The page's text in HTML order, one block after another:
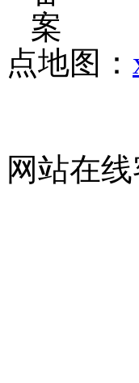
点地图：
网站在